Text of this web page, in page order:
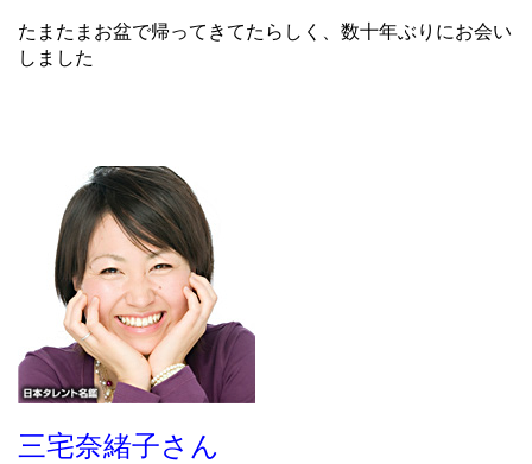
たまたまお盆で帰ってきてたらしく、数十年ぶりにお会い
しました
三宅奈緒子さん